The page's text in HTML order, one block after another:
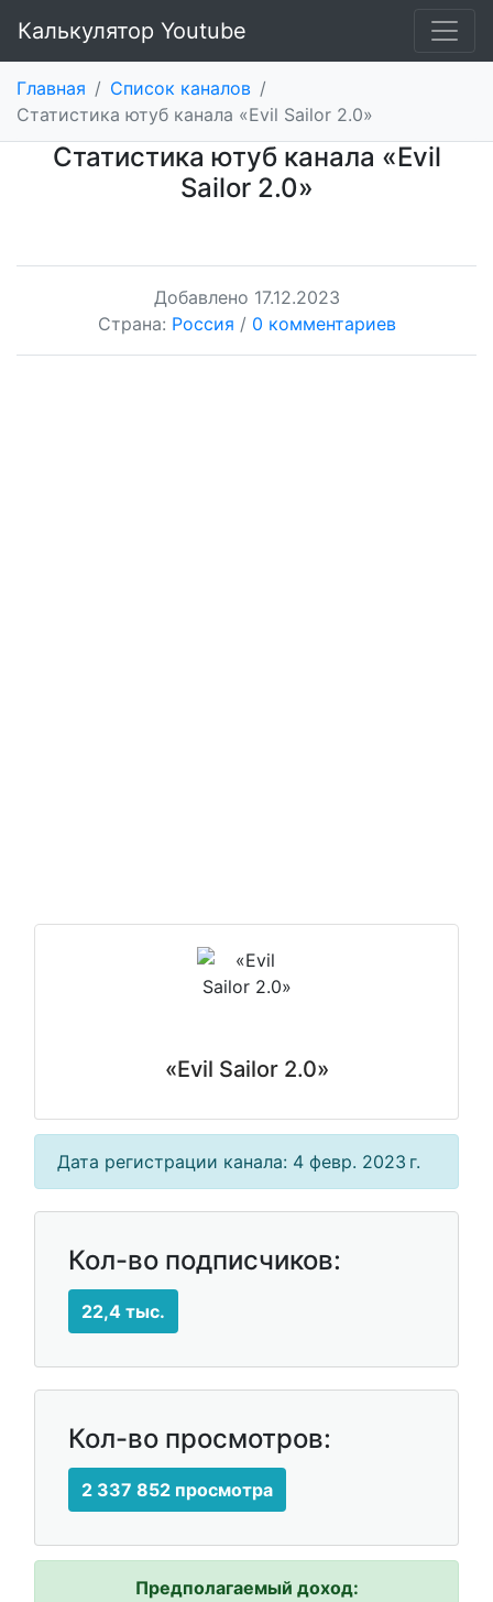
Калькулятор Youtube
Главная / Список каналов /
Статистика ютуб канала «Еvil Sailor 2.0»
Статистика ютуб канала «Еvil
Sailor 2.0»
Добавлено 17.12.2023
Страна: Россия / 0 комментариев
«Еvil Sailor 2.0»
Дата регистрации канала: 4 февр. 2023 г.
Кол-во подписчиков:
22,4 тыс.
Кол-во просмотров:
2 337 852 просмотра
Предполагаемый доход: